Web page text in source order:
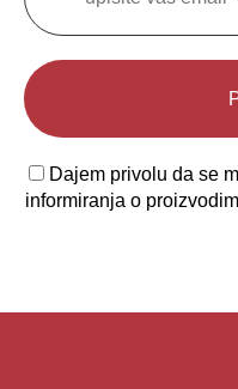
Dajem privolu da se
informiranja o